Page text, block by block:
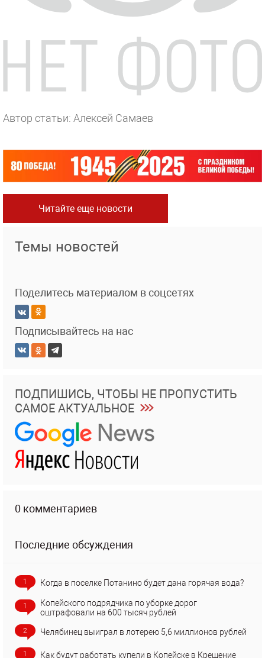
Автор статьи: Алексей Самаев
Читайте еще новости
Темы новостей
Поделитесь материалом в соцсетях
Подписывайтесь на нас
ПОДПИШИСЬ, ЧТОБЫ НЕ ПРОПУСТИТЬ
САМОЕ АКТУАЛЬНОЕ
0 комментариев
Последние обсуждения
1 Когда в поселке Потанино будет дана горячая вода?
1
Копейского подрядчика по уборке дорог
оштрафовали на 600 тысяч рублей
2 Челябинец выиграл в лотерею 5,6 миллионов рублей
1 Как будут работать купели в Копейске в Крещение